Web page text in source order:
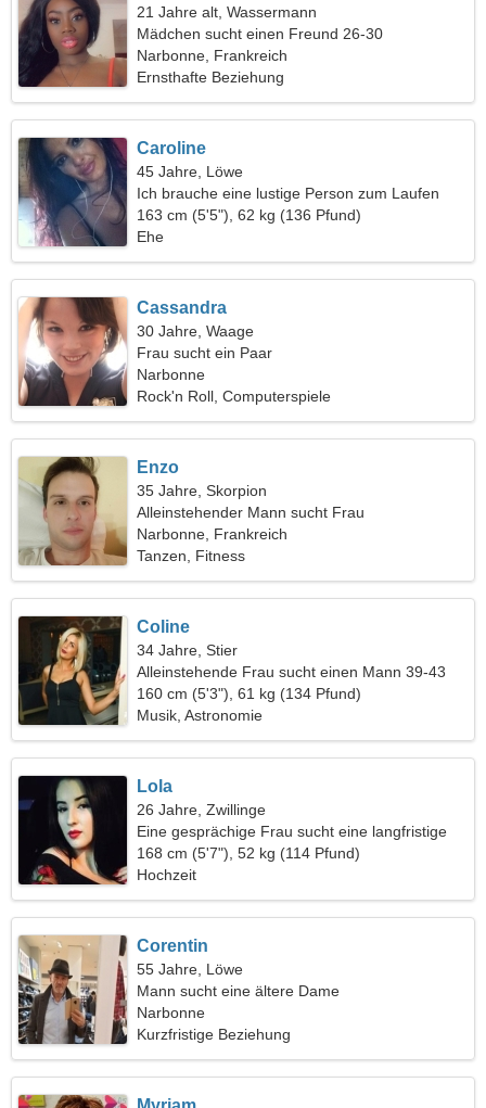
21 Jahre alt, Wassermann
Mädchen sucht einen Freund 26-30
Narbonne, Frankreich
Ernsthafte Beziehung
Caroline
45 Jahre, Löwe
Ich brauche eine lustige Person zum Laufen
163 cm (5'5"), 62 kg (136 Pfund)
Ehe
Cassandra
30 Jahre, Waage
Frau sucht ein Paar
Narbonne
Rock'n Roll, Computerspiele
Enzo
35 Jahre, Skorpion
Alleinstehender Mann sucht Frau
Narbonne, Frankreich
Tanzen, Fitness
Coline
34 Jahre, Stier
Alleinstehende Frau sucht einen Mann 39-43
160 cm (5'3"), 61 kg (134 Pfund)
Musik, Astronomie
Lola
26 Jahre, Zwillinge
Eine gesprächige Frau sucht eine langfristige
Beziehung
168 cm (5'7"), 52 kg (114 Pfund)
Hochzeit
Corentin
55 Jahre, Löwe
Mann sucht eine ältere Dame
Narbonne
Kurzfristige Beziehung